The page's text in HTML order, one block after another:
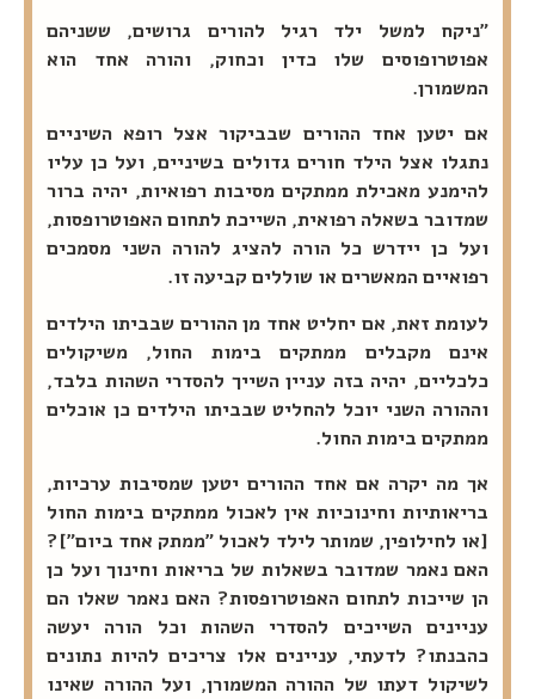
"ניקח למשל ילד רגיל להורים גרושים, ששניהם
אפוטרופוסים שלו כדין וכחוק, והורה אחד הוא
המשמורן.
אם יטען אחד ההורים שבביקור אצל רופא השיניים
נתגלו אצל הילד חורים גדולים בשיניים, ועל כן עליו
להימנע מאכילת ממתקים מסיבות רפואיות, יהיה ברור
שמדובר בשאלה רפואית, השייכת לתחום האפוטרופסות,
ועל כן יידרש כל הורה להציג להורה השני מסמכים
רפואיים המאשרים או שוללים קביעה זו.
לעומת זאת, אם יחליט אחד מן ההורים שבביתו הילדים
אינם מקבלים ממתקים בימות החול, משיקולים
כלכליים, יהיה בזה עניין השייך להסדרי השהות בלבד,
וההורה השני יוכל להחליט שבביתו הילדים כן אוכלים
ממתקים בימות החול.
אך מה יקרה אם אחד ההורים יטען שמסיבות ערכיות,
בריאותיות וחינוכיות אין לאכול ממתקים בימות החול
[או לחילופין, שמותר לילד לאכול "ממתק אחד ביום"]?
האם נאמר שמדובר בשאלות של בריאות וחינוך ועל כן
הן שייכות לתחום האפוטרופסות? האם נאמר שאלו הם
עניינים השייכים להסדרי השהות וכל הורה יעשה
כהבנתו? לדעתי, עניינים אלו צריכים להיות נתונים
לשיקול דעתו של ההורה המשמורן, ועל ההורה שאינו